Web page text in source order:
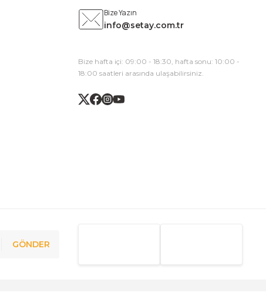
Bize Yazın
info@setay.com.tr
Bize hafta içi: 09:00 - 18:30, hafta sonu: 10:00 -
18:00 saatleri arasında ulaşabilirsiniz.
GÖNDER